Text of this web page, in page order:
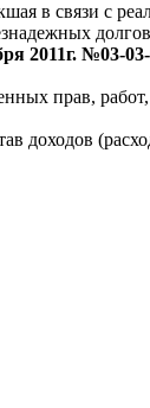
в связи с
долгов,
2011г. №03-03-
прав,
доходов